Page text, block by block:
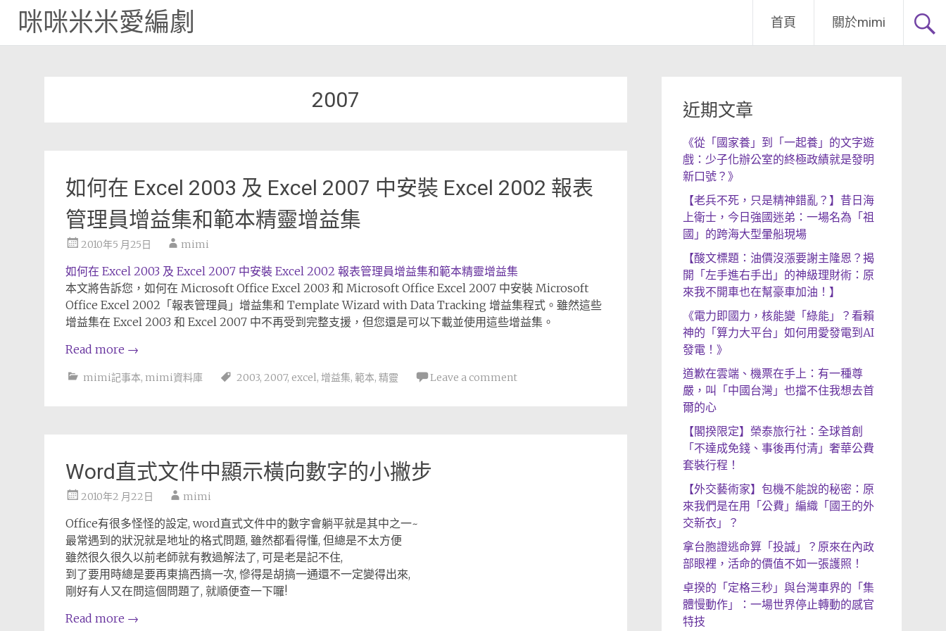
咪咪米米愛編劇 首頁 關於mimi
2007
如何在 Excel 2003 及 Excel 2007 中安裝 Excel 2002 報表
管理員增益集和範本精靈增益集
2010年5 月25日 mimi
如何在 Excel 2003 及 Excel 2007 中安裝 Excel 2002 報表管理員增益集和範本精靈增益集
本文將告訴您，如何在 Microsoft Office Excel 2003 和 Microsoft Office Excel 2007 中安裝 Microsoft
Office Excel 2002「報表管理員」增益集和 Template Wizard with Data Tracking 增益集程式。雖然這些
增益集在 Excel 2003 和 Excel 2007 中不再受到完整支援，但您還是可以下載並使用這些增益集。
Read more →
mimi記事本, mimi資料庫 2003, 2007, excel, 增益集, 範本, 精靈 Leave a comment
Word直式文件中顯示橫向數字的小撇步
2010年2 月22日 mimi
Office有很多怪怪的設定, word直式文件中的數字會躺平就是其中之一~
最常遇到的狀況就是地址的格式問題, 雖然都看得懂, 但總是不太方便
雖然很久很久以前老師就有教過解法了, 可是老是記不住,
到了要用時總是要再東搞西搞一次, 慘得是胡搞一通還不一定變得出來,
剛好有人又在問這個問題了, 就順便查一下囉!
Read more →
近期文章
《從「國家養」到「一起養」的文字遊
戲：少子化辦公室的終極政績就是發明
新口號？》
【老兵不死，只是精神錯亂？】昔日海
上衛士，今日強國迷弟：一場名為「祖
國」的跨海大型暈船現場
【酸文標題：油價沒漲要謝主隆恩？揭
開「左手進右手出」的神級理財術：原
來我不開車也在幫豪車加油！】
《電力即國力，核能變「綠能」？看賴
神的「算力大平台」如何用愛發電到AI
發電！》
道歉在雲端、機票在手上：有一種尊
嚴，叫「中國台灣」也擋不住我想去首
爾的心
【閣揆限定】榮泰旅行社：全球首創
「不達成免錢、事後再付清」奢華公費
套裝行程！
【外交藝術家】包機不能說的秘密：原
來我們是在用「公費」編織「國王的外
交新衣」？
拿台胞證逃命算「投誠」？原來在內政
部眼裡，活命的價值不如一張護照！
卓揆的「定格三秒」與台灣車界的「集
體慢動作」：一場世界停止轉動的感官
特技